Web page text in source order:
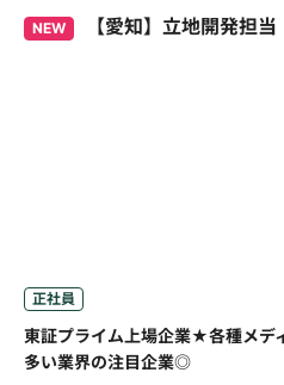
NEW 【愛知】立地開発担当
正社員
東証プライム上場企業★各種メデ
多い業界の注目企業◎